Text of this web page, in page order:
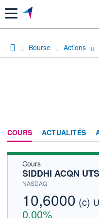
Menu
Bourse Actions
COURS ACTUALITÉS
Cours
SIDDHI ACQN UTS
NASDAQ
10,6000 (c)
0,00%